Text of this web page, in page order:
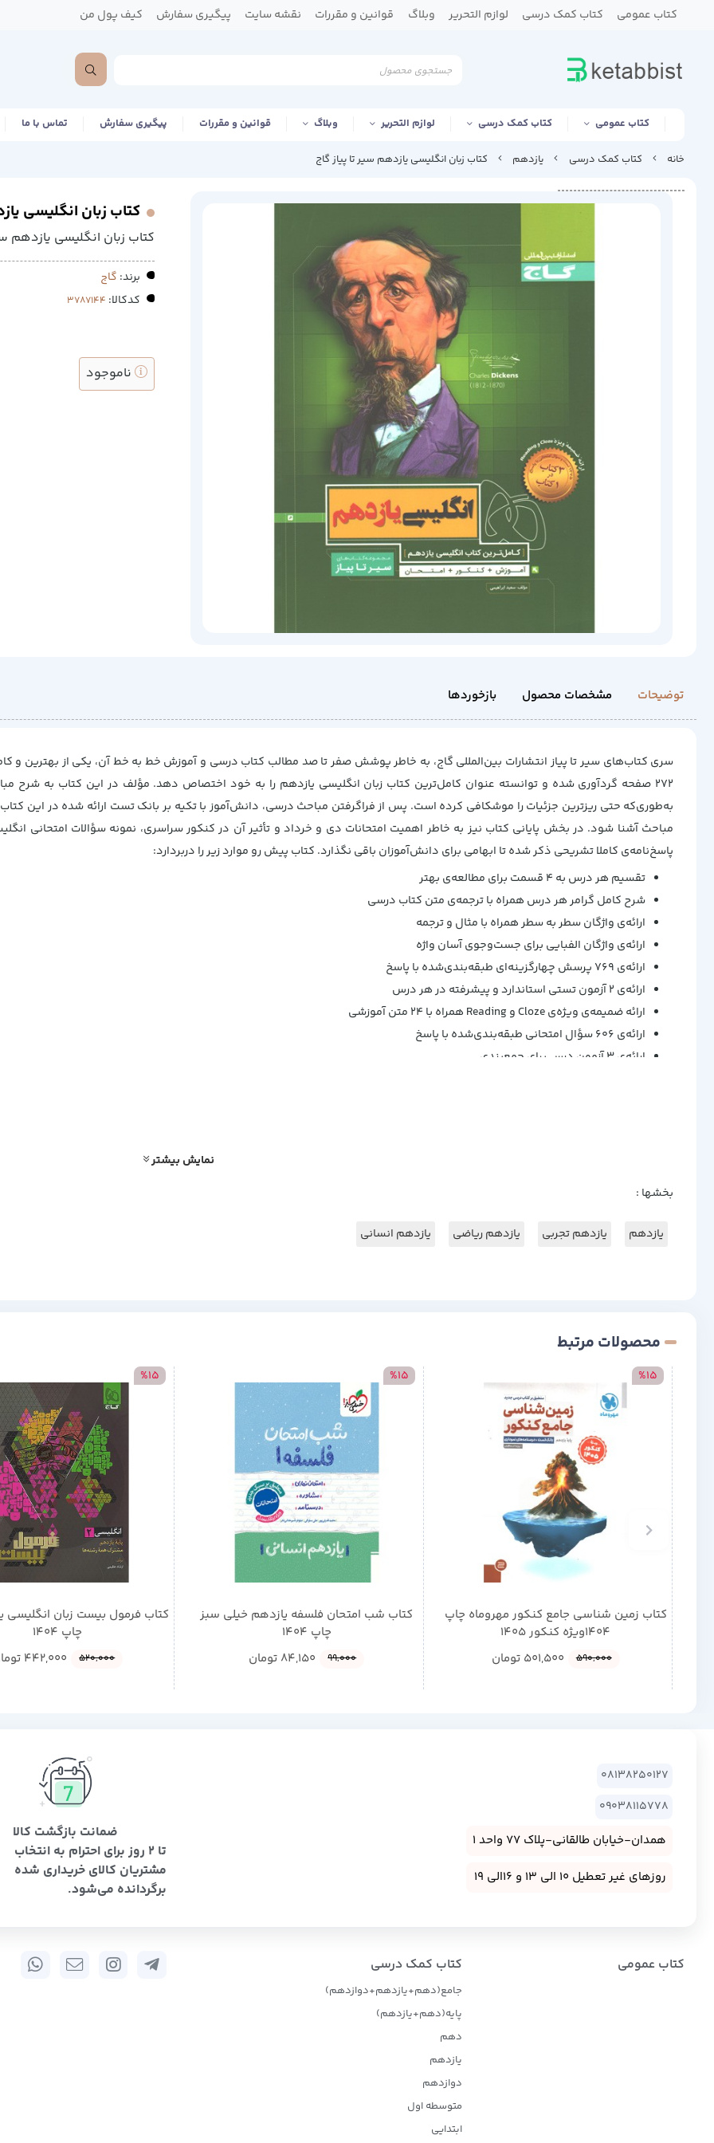
کتاب عمومی کتاب کمک درسی لوازم التحریر وبلاگ قوانین و مقررات نقشه سایت پیگیری سفارش کیف پول من
کتاب عمومی کتاب کمک درسی لوازم التحریر وبلاگ قوانین و مقررات پیگیری سفارش تماس با ما
خانه کتاب کمک درسی یازدهم کتاب زبان انگلیسی یازدهم سیر تا پیاز گاج
کتاب زبان انگلیسی
کتاب زبان انگلیسی یازدهم
برند: گاج
کدکالا:
ناموجود
توضیحات مشخصات محصول بازخوردها
سری کتاب‌های سیر تا پیاز انتشارات بین‌المللی گاج، به خاطر پوشش صفر تا صد مطالب کتاب درسی و آموزش خط به خط آن، یکی از بهترین
272 صفحه گردآوری شده و توانسته‌ عنوان کامل‌ترین کتاب زبان انگلیسی یازدهم را به خود اختصاص دهد. مؤلف در این کتاب به شرح
به‌طوری‌که حتی ریز‌ترین جزئیات را موشکافی کرده است. پس از فراگرفتن مباحث درسی، دانش‌آموز با تکیه‌ بر بانک تست ارائه شده در این
مباحث آشنا شود. در بخش پایانی کتاب نیز به خاطر اهمیت امتحانات دی و خرداد و تأثیر آن در کنکور سراسری، نمونه سؤالات امتحانی
پاسخ‌نامه‌ی کاملا تشریحی ذکر شده تا ابهامی برای دانش‌آموزان باقی نگذارد. کتاب پیش رو موارد زیر را دربردارد:
تقسیم هر درس به 4 قسمت برای مطالعه‌ی بهتر
شرح کامل گرامر هر درس همراه با ترجمه‌ی متن کتاب درسی
ارائه‌ی واژگان سطر به سطر همراه با مثال و ترجمه
ارائه‌ی واژگان الفبایی برای جست‌وجوی آسان واژه
ارائه‌ی 769 پرسش‌ چهارگزینه‌ای طبقه‌بندی‌شده با پاسخ
ارائه‌ی 2 آزمون تستی استاندارد و پیشرفته در هر درس
ارائه ضمیمه‌ی ویژه‌ی Cloze و Reading همراه با 24 متن آموزشی
ارائه‌ی 606 سؤال امتحانی طبقه‌بندی‌شده با پاسخ
ارائه‌ی 3 آزمون درس برای جمع‌بندی
نمایش بیشتر
بخشها :
یازدهم یازدهم تجربی یازدهم ریاضی یازدهم انسانی
محصولات مرتبط
کتاب زمین شناسی جامع کنکور مهروماه چاپ
1404ویژه کنکور 1405
%15
590,000
501,500 تومان
کتاب شب امتحان فلسفه یازدهم خیلی سبز
چاپ 1404
%15
99,000
84,150 تومان
کتاب فرمول بیست زبان انگلیسی
چاپ 1404
%15
520,000
442,000
08138250127
09038115778
همدان-خیابان طالقانی-پلاک 77 واحد 1
روزهای غیر تعطیل 10 الی 13 و 16الی 19
ضمانت بازگشت کالا
تا 2 روز برای احترام به انتخاب
مشتریان کالای خریداری شده
برگردانده می‌شود.
کتاب عمومی کتاب کمک درسی
جامع(دهم+یازدهم+دوازدهم)
پایه(دهم+یازدهم)
دهم
یازدهم
دوازدهم
متوسطه اول
ابتدایی